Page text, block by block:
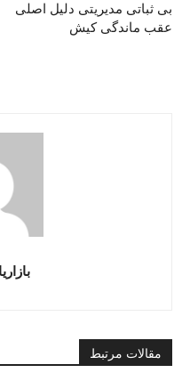
بی ثباتی مدیریتی دلیل اصلی
عقب ماندگی کیش
مقالات مرتبط